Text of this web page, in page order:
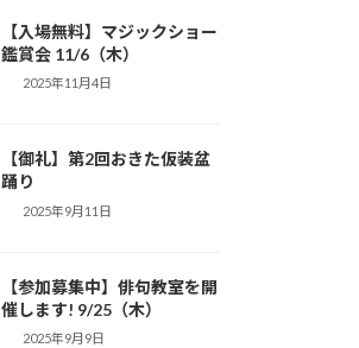
【入場無料】マジックショー
鑑賞会 11/6（木）
2025年11月4日
【御礼】第2回おきた仮装盆
踊り
2025年9月11日
【参加募集中】俳句教室を開
催します! 9/25（木）
2025年9月9日